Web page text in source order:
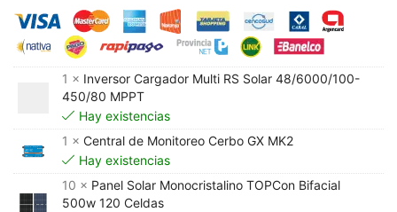
1 × Inversor Cargador Multi RS Solar 48/6000/100-
450/80 MPPT
Hay existencias
1 × Central de Monitoreo Cerbo GX MK2
Hay existencias
10 × Panel Solar Monocristalino TOPCon Bifacial
500w 120 Celdas